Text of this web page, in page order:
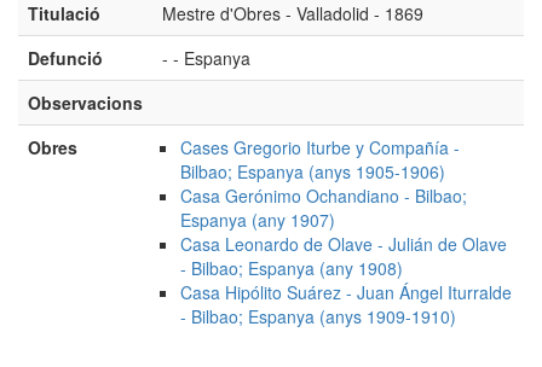
Titulació
Mestre d'Obres - Valladolid - 1869
Defunció
- - Espanya
Observacions
Obres
Cases Gregorio Iturbe y Compañía -
Bilbao; Espanya (anys 1905-1906)
Casa Gerónimo Ochandiano - Bilbao;
Espanya (any 1907)
Casa Leonardo de Olave - Julián de Olave
- Bilbao; Espanya (any 1908)
Casa Hipólito Suárez - Juan Ángel Iturralde
- Bilbao; Espanya (anys 1909-1910)